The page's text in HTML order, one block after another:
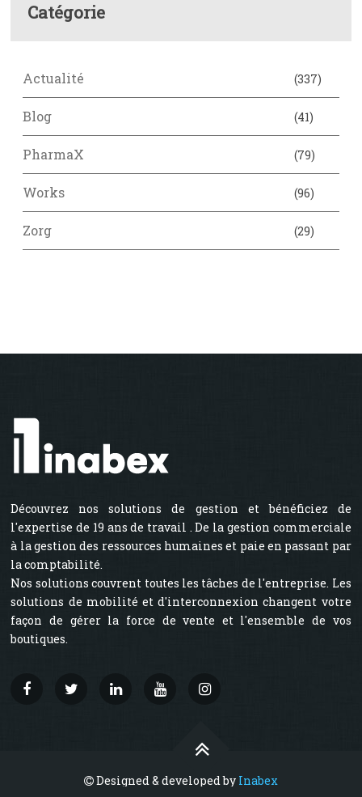
Catégorie
Actualité (337)
Blog (41)
PharmaX (79)
Works (96)
Zorg (29)
Découvrez nos solutions de gestion et bénéficiez de
l'expertise de 19 ans de travail . De la gestion commerciale
à la gestion des ressources humaines et paie en passant par
la comptabilité.
Nos solutions couvrent toutes les tâches de l'entreprise. Les
solutions de mobilité et d'interconnexion changent votre
façon de gérer la force de vente et l'ensemble de vos
boutiques.
Designed & developed by Inabex